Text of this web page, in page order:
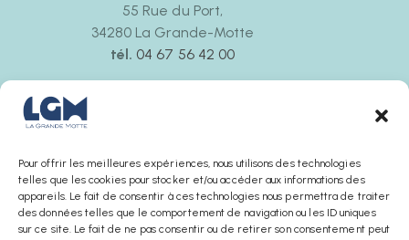
Pour offrir les meilleures expériences, nous utilisons des technologies
telles que les cookies pour stocker et/ou accéder aux informations des
appareils. Le fait de consentir à ces technologies nous permettra de traiter
des données telles que le comportement de navigation ou les ID uniques
sur ce site. Le fait de ne pas consentir ou de retirer son consentement peut
55 Rue du Port,
34280 La Grande-Motte
tél. 04 67 56 42 00
de 9h30 à 12h00 et de 14h30 à 18h00
tourisme